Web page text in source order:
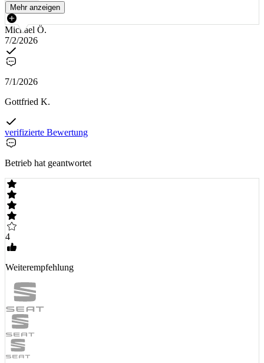
Mehr anzeigen
Michael Ö.
7/2/2026
7/1/2026
Gottfried K.
verifizierte Bewertung
Betrieb hat geantwortet
4
Weiterempfehlung